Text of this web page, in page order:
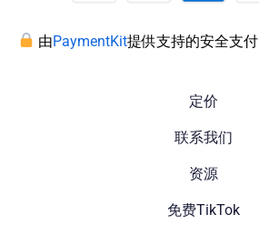
由PaymentKit提供支持的安全支付
定价
联系我们
资源
免费TikTok